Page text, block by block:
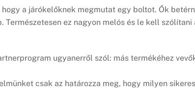
a járókelőknek megmutat egy boltot. Ők
ez nagyon melós és le kell szólítani
ugyanerről szól: más termékéhez
csak az határozza meg, hogy milyen